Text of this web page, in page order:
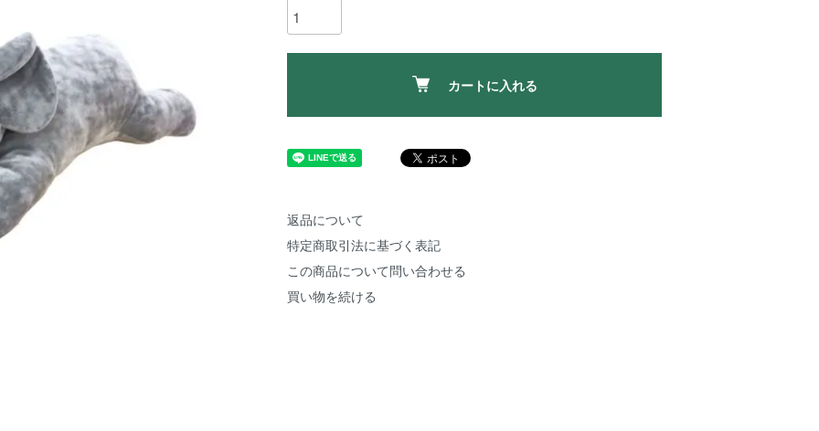
カートに入れる
返品について
特定商取引法に基づく表記
この商品について問い合わせる
買い物を続ける